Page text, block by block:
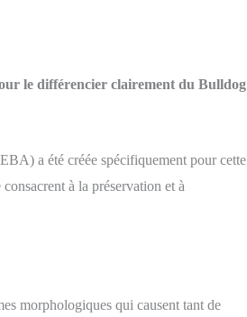
le différencier clairement du Bulldog
a été créée spécifiquement pour cette
à la préservation et à
morphologiques qui causent tant de